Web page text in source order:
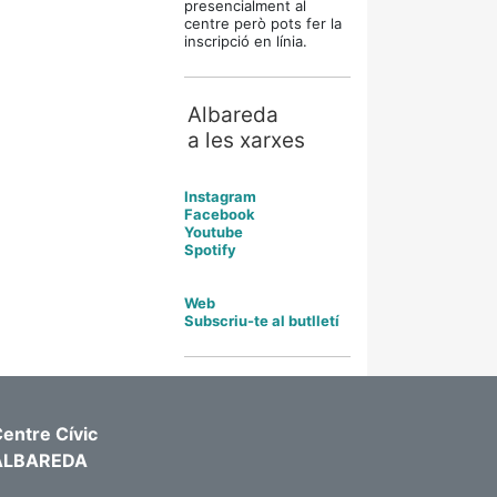
presencialment al
centre però pots fer la
inscripció en línia.
Albareda
a les xarxes
Instagram
Facebook
Youtube
Spotify
Web
Subscriu-te al butlletí
Cívic